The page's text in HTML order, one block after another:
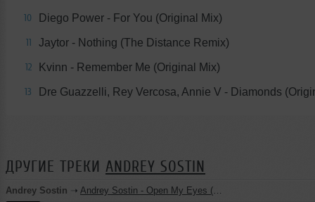
10 Diego Power - For You (Original Mix)
11 Jaytor - Nothing (The Distance Remix)
12 Kvinn - Remember Me (Original Mix)
13 Dre Guazzelli, Rey Vercosa, Annie V - Diamonds
ДРУГИЕ ТРЕКИ ANDREY SOSTIN
Andrey Sostin ➝ Andrey Sostin - Open My Eyes (Original Mix)